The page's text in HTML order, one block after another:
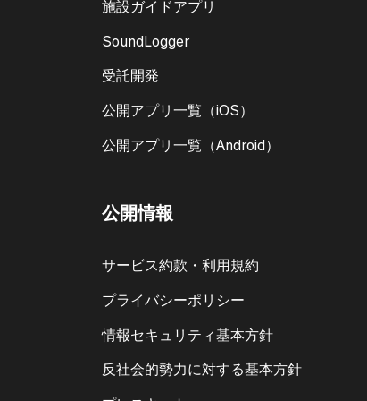
施設ガイドアプリ
SoundLogger
受託開発
公開アプリ一覧（iOS）
公開アプリ一覧（Android）
公開情報
サービス約款・利用規約
プライバシーポリシー
情報セキュリティ基本方針
反社会的勢力に対する基本方針